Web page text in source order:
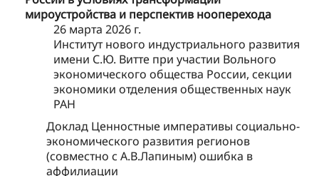
мироустройства и перспектив нооперехода
26 марта 2026 г.
Институт нового индустриального развития
имени С.Ю. Витте при участии Вольного
экономического общества России, секции
экономики отделения общественных наук
РАН
Доклад Ценностные императивы социально-
экономического развития регионов
(совместно с А.В.Лапиным) ошибка в
аффилиации